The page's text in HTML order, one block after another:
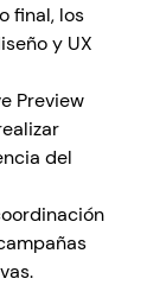
final, los
y UX
Preview
del